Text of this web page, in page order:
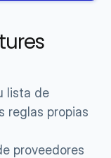
lista de
reglas propias
proveedores